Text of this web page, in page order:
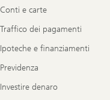
Conti e carte
Traffico dei pagamenti
Ipoteche e finanziamenti
Previdenza
Investire denaro